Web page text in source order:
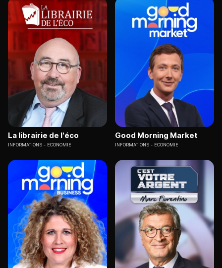
La librairie de l'éco
INFORMATIONS ECONOMIE
Good Morning Market
INFORMATIONS ECONOMIE